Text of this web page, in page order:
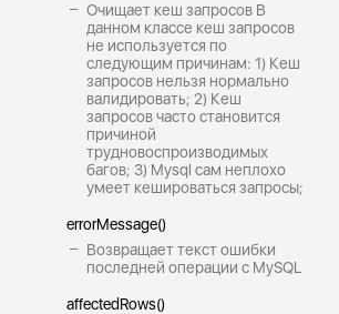
Очищает кеш запросов В
данном классе кеш запросов
не используется по
следующим причинам: 1) Кеш
запросов нельзя нормально
валидировать; 2) Кеш
запросов часто становится
причиной
трудновоспроизводимых
багов; 3) Mysql сам неплохо
умеет кешироваться запросы;
errorMessage()
Возвращает текст ошибки
последней операции с MySQL
affectedRows()